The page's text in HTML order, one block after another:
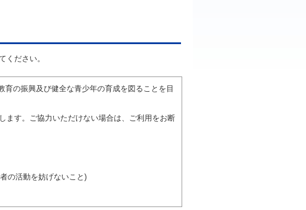
ください。
の振興及び健全な青少年の育成を図ることを目
ます。ご協力いただけない場合は、ご利用をお断
の活動を妨げないこと)